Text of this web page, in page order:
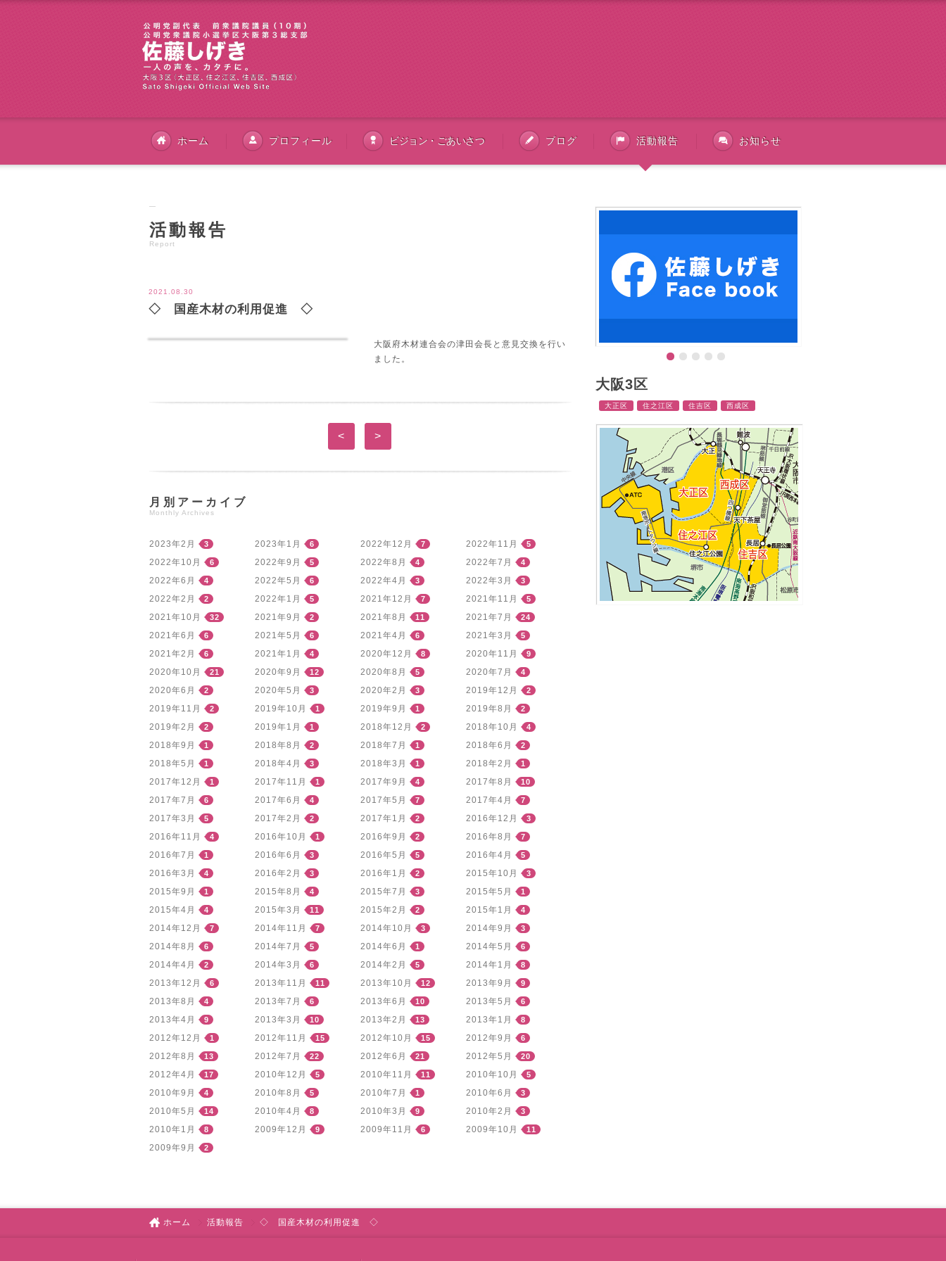
ホーム プロフィール ビジョン・ごあいさつ ブログ 活動報告 お知らせ
活動報告
Report
2021.08.30
◇ 国産木材の利用促進 ◇
大阪府木材連合会の津田会長と意見交換を行い
ました。
< >
月別アーカイブ
Monthly Archives
2023年2月 3 2023年1月 6 2022年12月 7 2022年11月 5
2022年10月 6 2022年9月 5 2022年8月 4 2022年7月 4
2022年6月 4 2022年5月 6 2022年4月 3 2022年3月 3
2022年2月 2 2022年1月 5 2021年12月 7 2021年11月 5
2021年10月 32 2021年9月 2 2021年8月 11 2021年7月 24
2021年6月 6 2021年5月 6 2021年4月 6 2021年3月 5
2021年2月 6 2021年1月 4 2020年12月 8 2020年11月 9
2020年10月 21 2020年9月 12 2020年8月 5 2020年7月 4
2020年6月 2 2020年5月 3 2020年2月 3 2019年12月 2
2019年11月 2 2019年10月 1 2019年9月 1 2019年8月 2
2019年2月 2 2019年1月 1 2018年12月 2 2018年10月 4
2018年9月 1 2018年8月 2 2018年7月 1 2018年6月 2
2018年5月 1 2018年4月 3 2018年3月 1 2018年2月 1
2017年12月 1 2017年11月 1 2017年9月 4 2017年8月 10
2017年7月 6 2017年6月 4 2017年5月 7 2017年4月 7
2017年3月 5 2017年2月 2 2017年1月 2 2016年12月 3
2016年11月 4 2016年10月 1 2016年9月 2 2016年8月 7
2016年7月 1 2016年6月 3 2016年5月 5 2016年4月 5
2016年3月 4 2016年2月 3 2016年1月 2 2015年10月 3
2015年9月 1 2015年8月 4 2015年7月 3 2015年5月 1
2015年4月 4 2015年3月 11 2015年2月 2 2015年1月 4
2014年12月 7 2014年11月 7 2014年10月 3 2014年9月 3
2014年8月 6 2014年7月 5 2014年6月 1 2014年5月 6
2014年4月 2 2014年3月 6 2014年2月 5 2014年1月 8
2013年12月 6 2013年11月 11 2013年10月 12 2013年9月 9
2013年8月 4 2013年7月 6 2013年6月 10 2013年5月 6
2013年4月 9 2013年3月 10 2013年2月 13 2013年1月 8
2012年12月 1 2012年11月 15 2012年10月 15 2012年9月 6
2012年8月 13 2012年7月 22 2012年6月 21 2012年5月 20
2012年4月 17 2010年12月 5 2010年11月 11 2010年10月 5
2010年9月 4 2010年8月 5 2010年7月 1 2010年6月 3
2010年5月 14 2010年4月 8 2010年3月 9 2010年2月 3
2010年1月 8 2009年12月 9 2009年11月 6 2009年10月 11
2009年9月 2
大阪3区
大正区 住之江区 住吉区 西成区
ホーム 活動報告 ◇ 国産木材の利用促進 ◇